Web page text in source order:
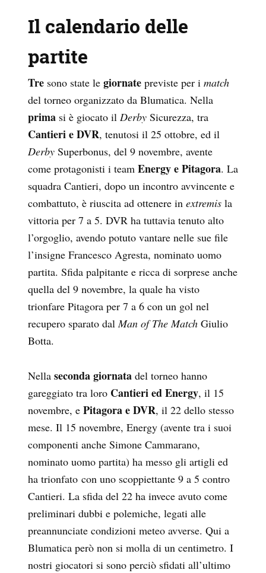
Il calendario delle
partite
Tre sono state le giornate previste per i match
del torneo organizzato da Blumatica. Nella
prima si è giocato il Derby Sicurezza, tra
Cantieri e DVR, tenutosi il 25 ottobre, ed il
Derby Superbonus, del 9 novembre, avente
come protagonisti i team Energy e Pitagora. La
squadra Cantieri, dopo un incontro avvincente e
combattuto, è riuscita ad ottenere in extremis la
vittoria per 7 a 5. DVR ha tuttavia tenuto alto
l’orgoglio, avendo potuto vantare nelle sue file
l’insigne Francesco Agresta, nominato uomo
partita. Sfida palpitante e ricca di sorprese anche
quella del 9 novembre, la quale ha visto
trionfare Pitagora per 7 a 6 con un gol nel
recupero sparato dalMan of The Match Giulio
Botta.
Nella seconda giornata del torneo hanno
gareggiato tra loro Cantieri ed Energy, il 15
novembre, e Pitagora e DVR, il 22 dello stesso
mese. Il 15 novembre, Energy (avente tra i suoi
componenti anche Simone Cammarano,
nominato uomo partita) ha messo gli artigli ed
ha trionfato con uno scoppiettante 9 a 5 contro
Cantieri. La sfida del 22 ha invece avuto come
preliminari dubbi e polemiche, legati alle
preannunciate condizioni meteo avverse. Qui a
Blumatica però non si molla di un centimetro. I
nostri giocatori si sono perciò sfidati all’ultimo